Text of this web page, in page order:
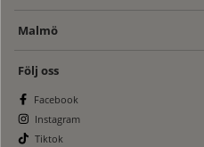
Malmö
Följ oss
Facebook
Instagram
Tiktok